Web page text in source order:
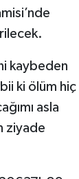
kaybeden
ki ölüm hiç
asla
ziyade